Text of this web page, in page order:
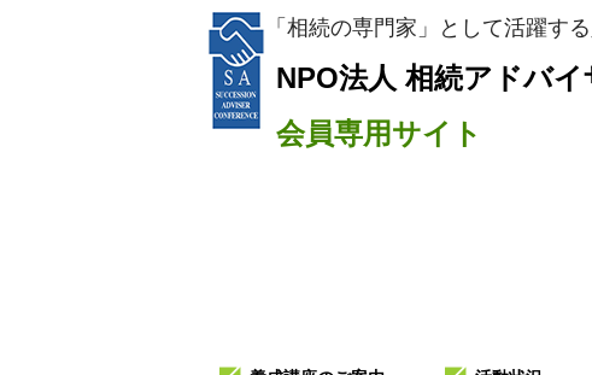
「相続の専門家」として活躍す
NPO法人 相続アドバイ
会員専用サイト